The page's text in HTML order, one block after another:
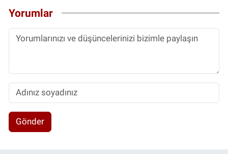
Yorumlar
Gönder